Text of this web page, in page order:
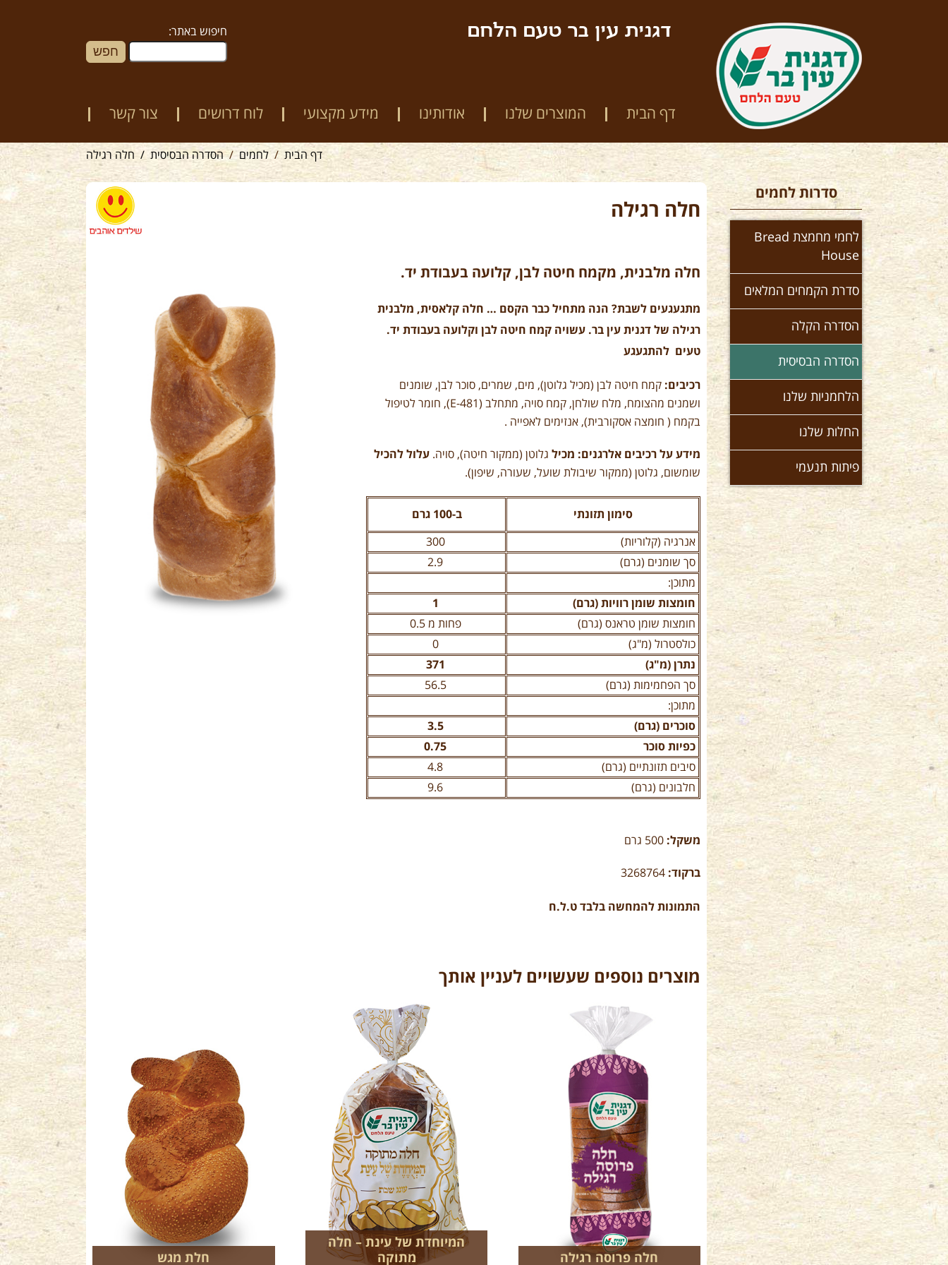
דגנית עין בר טעם הלחם חיפוש באתר:
דף הבית המוצרים שלנו אודותינו מידע מקצועי לוח דרושים צור קשר
דף הבית לחמים הסדרה הבסיסית חלה רגילה
סדרות לחמים
לחמי מחמצת Bread
House
סדרת הקמחים המלאים
הסדרה הקלה
הסדרה הבסיסית
הלחמניות שלנו
החלות שלנו
פיתות תנעמי
חלה רגילה
חלה מלבנית, מקמח חיטה לבן, קלועה בעבודת יד.
מתגעגעים לשבת? הנה מתחיל כבר הקסם … חלה קלאסית, מלבנית
רגילה של דגנית עין בר. עשויה קמח חיטה לבן וקלועה בעבודת יד.
טעים להתגעגע
רכיבים: קמח חיטה לבן (מכיל גלוטן), מים, שמרים, סוכר לבן, שומנים
ושמנים מהצומח, מלח שולחן, קמח סויה, מתחלב (E-481), חומר לטיפול
בקמח ( חומצה אסקורבית), אנזימים לאפייה .
מידע על רכיבים אלרגנים: מכילגלוטן (ממקור חיטה), סויה. עלול להכיל
שומשום, גלוטן (ממקור שיבולת שועל, שעורה, שיפון).
סימון תזונתי
ב-100 גרם
אנרגיה (קלוריות)
300
סך שומנים (גרם)
2.9
מתוכן:
חומצות שומן רוויות (גרם)
1
חומצות שומן טראנס (גרם)
פחות מ 0.5
כולסטרול (מ"ג)
0
נתרן (מ"ג)
371
סך הפחמימות (גרם)
56.5
מתוכן:
סוכרים (גרם)
3.5
כפיות סוכר
0.75
סיבים תזונתיים (גרם)
4.8
חלבונים (גרם)
9.6
משקל:
ברקוד:
התמונות להמחשה בלבד ט.ל.ח
מוצרים נוספים שעשויים לעניין אותך
חלה פרוסה רגילה
המיוחדת של עינת – חלה
מתוקה
חלת מגש